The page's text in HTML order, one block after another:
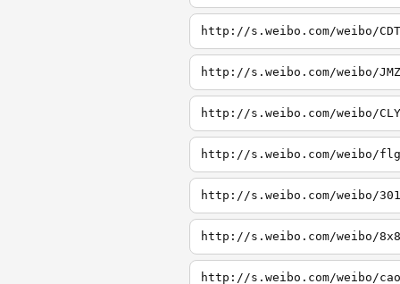
http://s.weibo.com/weibo/CDT
http://s.weibo.com/weibo/JMZ
http://s.weibo.com/weibo/CLY
http://s.weibo.com/weibo/flg
http://s.weibo.com/weibo/301
http://s.weibo.com/weibo/8x8
http://s.weibo.com/weibo/cao